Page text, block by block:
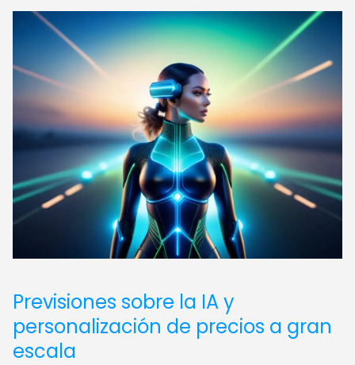
Previsiones sobre la IA y
personalización de precios a gran
escala